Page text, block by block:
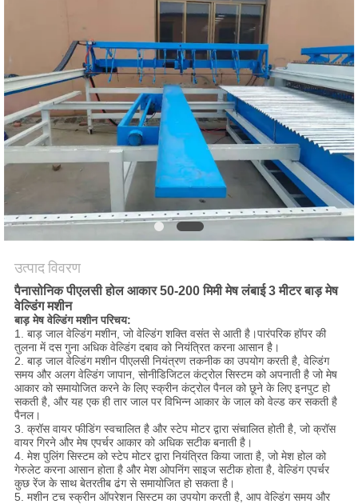
उद्धरण
का
अनुरोध
करें
साइटमैप
PRIVACY
POLICY
उत्पाद विवरण
पैनासोनिक पीएलसी होल आकार 50-200 मिमी मेष लंबाई 3 मीटर बाड़ मेष
वेल्डिंग मशीन
बाड़ मेष वेल्डिंग मशीन परिचय:
1. बाड़ जाल वेल्डिंग मशीन, जो वेल्डिंग शक्ति वसंत से आती है।पारंपरिक हॉपर की
तुलना में दस गुना अधिक वेल्डिंग दबाव को नियंत्रित करना आसान है।
2. बाड़ जाल वेल्डिंग मशीन पीएलसी नियंत्रण तकनीक का उपयोग करती है, वेल्डिंग
समय और अलग वेल्डिंग जापान, सोनीडिजिटल कंट्रोल सिस्टम को अपनाती है जो मेष
आकार को समायोजित करने के लिए स्क्रीन कंट्रोल पैनल को छूने के लिए इनपुट हो
सकती है, और यह एक ही तार जाल पर विभिन्न आकार के जाल को वेल्ड कर सकती है
पैनल।
3. क्रॉस वायर फीडिंग स्वचालित है और स्टेप मोटर द्वारा संचालित होती है, जो क्रॉस
वायर गिरने और मेष एपर्चर आकार को अधिक सटीक बनाती है।
4. मेश पुलिंग सिस्टम को स्टेप मोटर द्वारा नियंत्रित किया जाता है, जो मेश होल को
गेरुलेट करना आसान होता है और मेश ओपनिंग साइज सटीक होता है, वेल्डिंग एपर्चर
कुछ रेंज के साथ बेतरतीब ढंग से समायोजित हो सकता है।
5. मशीन टच स्क्रीन ऑपरेशन सिस्टम का उपयोग करती है, आप वेल्डिंग समय और